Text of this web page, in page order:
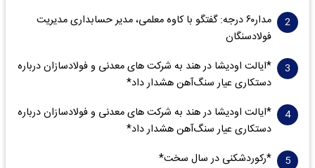
مدار‌۶٠ درجه: گفتگو با کاوه معلمی، مدیر حسابداری مدیریت
فولادسنگان
*ایالت اودیشا در هند به شرکت های معدنی و فولادسازان درباره
دستکاری عیار سنگ‌آهن هشدار داد*
*ایالت اودیشا در هند به شرکت های معدنی و فولادسازان درباره
دستکاری عیار سنگ‌آهن هشدار داد*
*رکوردشکنی در سال سخت*